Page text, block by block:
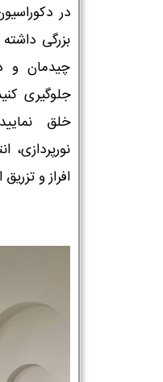
در
بزرگی
چیدمان و
جلوگیری
خلق
افراز و
شماره واتس‌اپ : *